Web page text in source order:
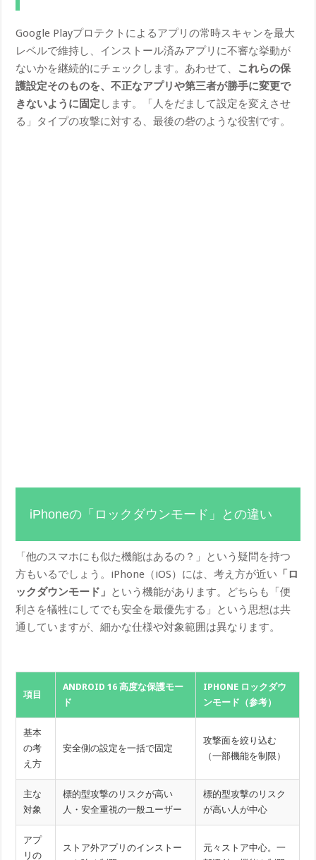
Google Playプロテクトによるアプリの常時スキャンを最大
レベルで維持し、インストール済みアプリに不審な挙動が
ないかを継続的にチェックします。あわせて、 これらの保
護設定そのものを、不正なアプリや第三者が勝手に変更で
きないように固定 します。「人をだまして設定を変えさせ
る」タイプの攻撃に対する、最後の砦のような役割です。
iPhoneの「ロックダウンモード」との違い
「他のスマホにも似た機能はあるの？」という疑問を持つ
方もいるでしょう。iPhone（iOS）には、考え方が近い 「ロ
ックダウンモード」 という機能があります。どちらも「便
利さを犠牲にしてでも安全を最優先する」という思想は共
通していますが、細かな仕様や対象範囲は異なります。
項目
ANDROID 16 高度な保護モー
ド
IPHONE ロックダウ
ンモード（参考）
基本
の考
え方
安全側の設定を一括で固定
攻撃面を絞り込む
（一部機能を制限）
主な
対象
標的型攻撃のリスクが高い
人・安全重視の一般ユーザー
標的型攻撃のリスク
が高い人が中心
アプ
リの
ストア外アプリのインストー
元々ストア中心。一